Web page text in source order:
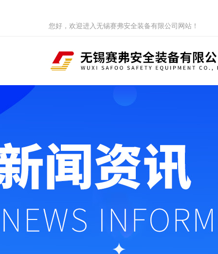
您好，欢迎进入无锡赛弗安全装备有限公司网站！